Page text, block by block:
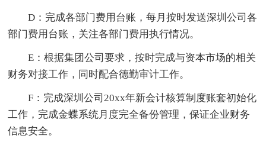
D：完成各部门费用台账，每月按时发送深圳公司各
部门费用台账，关注各部门费用执行情况。
E：根据集团公司要求，按时完成与资本市场的相关
财务对接工作，同时配合德勤审计工作。
F：完成深圳公司20xx年新会计核算制度账套初始化
工作，完成金蝶系统月度完全备份管理，保证企业财务
信息安全。